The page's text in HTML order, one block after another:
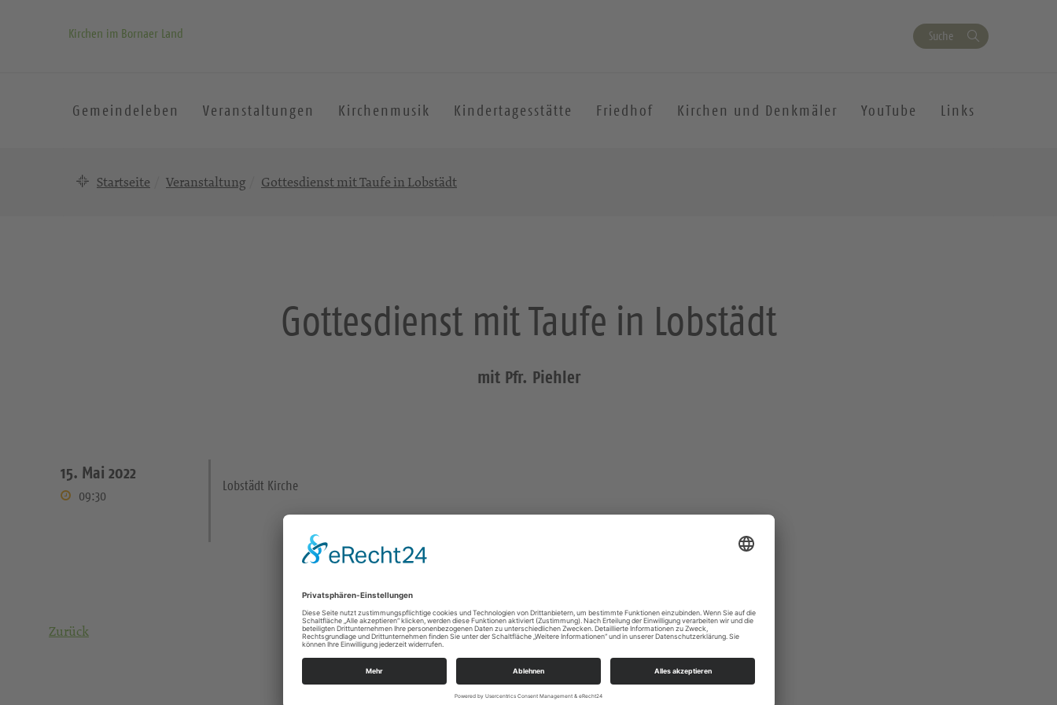
Kirchen im Bornaer Land Suche
Gemeindeleben Veranstaltungen Kirchenmusik Kindertagesstätte Friedhof Kirchen und Denkmäler YouTube Links
Startseite Veranstaltung Gottesdienst mit Taufe in Lobstädt
Gottesdienst mit Taufe in Lobstädt
mit Pfr. Piehler
15. Mai 2022
09:30
Lobstädt Kirche
Zurück